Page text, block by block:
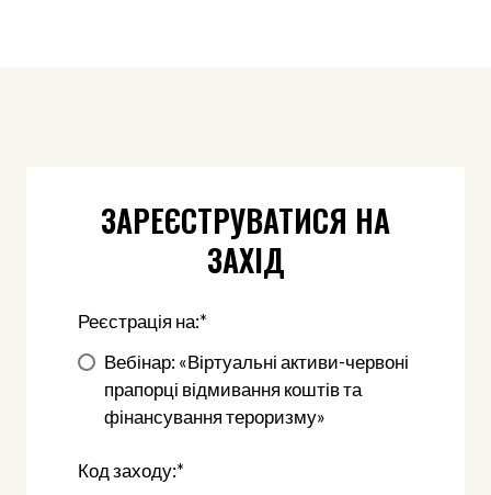
ЗАРЕЄСТРУВАТИСЯ НА
ЗАХІД
Реєстрація на:*
Вебінар: «Віртуальні активи-червоні
прапорці відмивання коштів та
фінансування тероризму»
Код заходу:*